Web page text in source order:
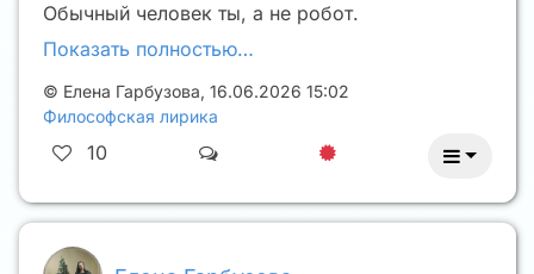
Обычный человек ты, а не робот.
Показать полностью…
© Елена Гарбузова, 16.06.2026 15:02
Философская лирика
10